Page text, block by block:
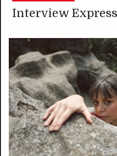
Interview